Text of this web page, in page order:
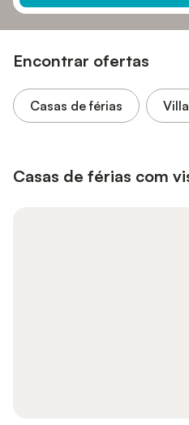
Encontrar ofertas
Casas de férias
Casas de férias com